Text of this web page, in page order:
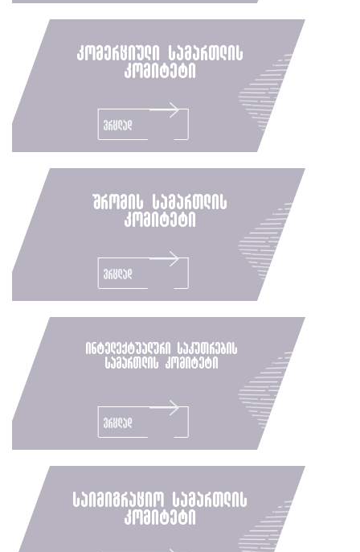
კომერციული სამართლის
კომიტეტი
ვრცლად
შრომის სამართლის
კომიტეტი
ვრცლად
ინტელექტუალური საკუთრების
სამართლის კომიტეტი
ვრცლად
საიმიგრაციო სამართლის
კომიტეტი